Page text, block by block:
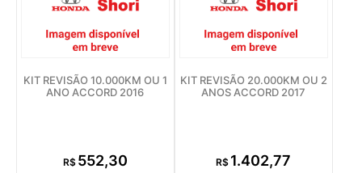
KIT REVISÃO 10.000KM OU 1
ANO ACCORD 2016
R$ 552,30
KIT REVISÃO 20.000KM OU 2
ANOS ACCORD 2017
R$ 1.402,77